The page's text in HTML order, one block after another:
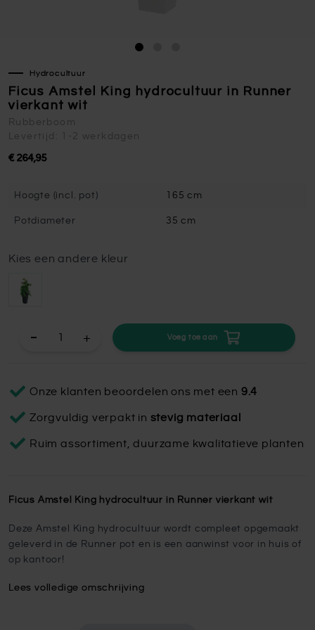
Hydrocultuur
Ficus Amstel King hydrocultuur in Runner
vierkant wit
Rubberboom
Levertijd: 1-2 werkdagen
€ 264,95
Hoogte (incl. pot) 165 cm
Potdiameter 35 cm
Kies een andere kleur
+ Voeg toe aan
Onze klanten beoordelen ons met een 9.4
Zorgvuldig verpakt in stevig materiaal
Ruim assortiment, duurzame kwalitatieve planten
Ficus Amstel King hydrocultuur in Runner vierkant wit
Deze Amstel King hydrocultuur wordt compleet opgemaakt
geleverd in de Runner pot en is een aanwinst voor in huis of
op kantoor!
Lees volledige omschrijving